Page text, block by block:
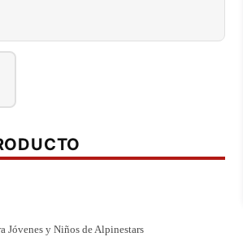
Jóvenes y Niños de Alpinestars